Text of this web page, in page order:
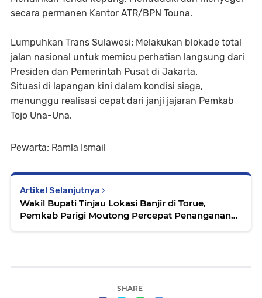
secara permanen Kantor ATR/BPN Touna.
Lumpuhkan Trans Sulawesi: Melakukan blokade total
jalan nasional untuk memicu perhatian langsung dari
Presiden dan Pemerintah Pusat di Jakarta.
Situasi di lapangan kini dalam kondisi siaga,
menunggu realisasi cepat dari janji jajaran Pemkab
Tojo Una-Una.
Pewarta; Ramla Ismail
Artikel Selanjutnya
Wakil Bupati Tinjau Lokasi Banjir di Torue,
Pemkab Parigi Moutong Percepat Penanganan
SHARE